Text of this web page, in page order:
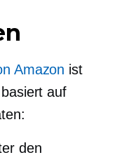
Amazon ist
auf
den